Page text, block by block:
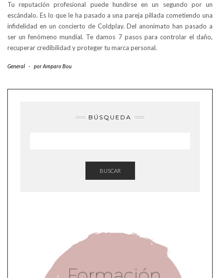
Tu reputación profesional puede hundirse en un segundo por un
escándalo. Es lo que le ha pasado a una pareja pillada cometiendo una
infidelidad en un concierto de Coldplay. Del anonimato han pasado a
ser un fenómeno mundial. Te damos 7 pasos para controlar el daño,
recuperar credibilidad y proteger tu marca personal.
General - porAmparo Bou
BÚSQUEDA
BUSCAR